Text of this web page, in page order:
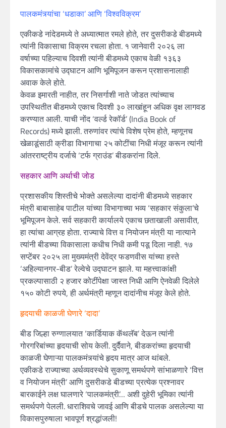
पालकमंत्र्यांचा ‘धडाका’ आणि ‘विश्वविक्रम’
एकीकडे नांदेडमध्ये ते अध्यात्मात रमले होते, तर दुसरीकडे बीडमध्ये
त्यांनी विकासाचा विक्रम रचला होता. १ जानेवारी २०२६ ला
वर्षाच्या पहिल्याच दिवशी त्यांनी बीडमध्ये एकाच वेळी १३६३
विकासकामांचे उद्घाटन आणि भूमिपूजन करून प्रशासनालाही
अवाक केले होते.
केवळ इमारती नाहीत, तर निसर्गाशी नाते जोडत त्यांच्याच
उपस्थितीत बीडमध्ये एकाच दिवशी ३० लाखांहून अधिक वृक्ष लागवड
करण्यात आली. याची नोंद ‘वर्ल्ड रेकॉर्ड’ (India Book of
Records) मध्ये झाली. तरुणांवर त्यांचे विशेष प्रेम होते, म्हणूनच
खेळाडूंसाठी क्रीडा विभागाचा २५ कोटींचा निधी मंजूर करून त्यांनी
आंतरराष्ट्रीय दर्जाचे ‘टर्फ ग्राउंड’ बीडकरांना दिले.
सहकार आणि अर्थाची जोड
प्रशासकीय शिस्तीचे भोक्ते असलेल्या दादांनी बीडमध्ये सहकार
मंत्री बाबासाहेब पाटील यांच्या विभागाच्या भव्य ‘सहकार संकुला’चे
भूमिपूजन केले. सर्व सहकारी कार्यालये एकाच छताखाली असावीत,
हा त्यांचा आग्रह होता. राज्याचे वित्त व नियोजन मंत्री या नात्याने
त्यांनी बीडच्या विकासाला कधीच निधी कमी पडू दिला नाही. १७
सप्टेंबर २०२५ ला मुख्यमंत्री देवेंद्र फडणवीस यांच्या हस्ते
‘अहिल्यानगर-बीड’ रेल्वेचे उद्घाटन झाले. या महत्त्वाकांक्षी
प्रकल्पासाठी २ हजार कोटींपेक्षा जास्त निधी आणि ऐनवेळी दिलेले
१५० कोटी रुपये, ही अर्थमंत्री म्हणून दादांनीच मंजूर केले होते.
हृदयाची काळजी घेणारे ‘दादा’
बीड जिल्हा रुग्णालयात ‘कार्डियाक कॅथलॅब’ देऊन त्यांनी
गोरगरिबांच्या हृदयाची सोय केली. दुर्दैवाने, बीडकरांच्या हृदयाची
काळजी घेणाऱ्या पालकमंत्र्यांचे हृदय मात्र आज थांबले.
एकीकडे राज्याच्या अर्थव्यवस्थेचे सुकाणू समर्थपणे सांभाळणारे ‘वित्त
व नियोजन मंत्री’ आणि दुसरीकडे बीडच्या प्रत्येक प्रश्नावर
बारकाईने लक्ष घालणारे ‘पालकमंत्री’… अशी दुहेरी भूमिका त्यांनी
समर्थपणे पेलली. धाराशिवचे जावई आणि बीडचे पालक असलेल्या या
विकासपुरुषाला भावपूर्ण श्रद्धांजली!